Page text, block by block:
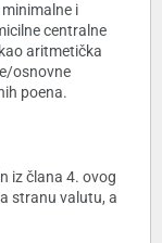
i
centralne
aritmetička
osnovne
poena.
iz člana 4. ovog
stranu valutu, a